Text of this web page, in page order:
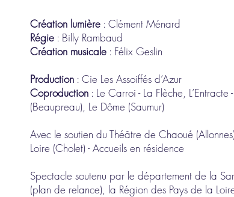
​Création lumière : Clément Ménard
Régie : Billy Rambaud
Création musicale : Félix Geslin
Production : Cie Les Assoiffés d’Azur
Coproduction : Le Carroi - La Flèche,
(Beaupreau), Le Dôme (Saumur)
Avec le soutien du Théâtre de Chaoué
Loire (Cholet) - Accueils en résidence
Spectacle soutenu par le département de la
(plan de relance), la Région des Pays de la